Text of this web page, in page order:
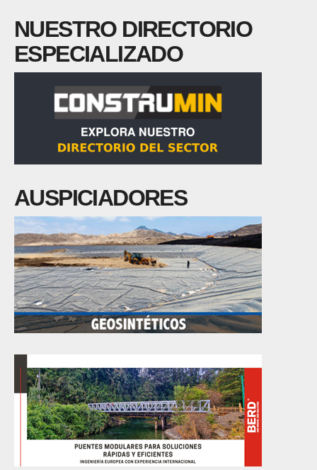
NUESTRO DIRECTORIO
ESPECIALIZADO
AUSPICIADORES